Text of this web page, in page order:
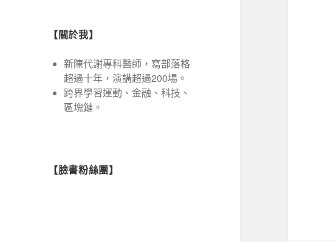
【關於我】
新陳代謝專科醫師，寫部落格
超過十年，演講超過200場。
跨界學習運動、金融、科技、
區塊鏈。
【臉書粉絲團】